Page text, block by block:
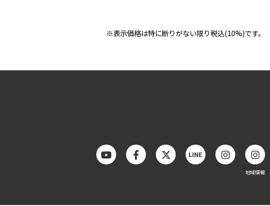
※表示価格は特に断りがない限り税込(10%)です。
LINE
地域情報